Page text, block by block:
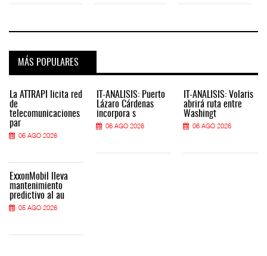
MÁS POPULARES
La ATTRAPI licita red
de
telecomunicaciones
par
06 AGO 2026
ExxonMobil lleva
mantenimiento
predictivo al au
05 AGO 2026
IT-ANÁLISIS: Puerto
Lázaro Cárdenas
incorpora s
06 AGO 2026
IT-ANÁLISIS: Volaris
abrirá ruta entre
Washingt
06 AGO 2026